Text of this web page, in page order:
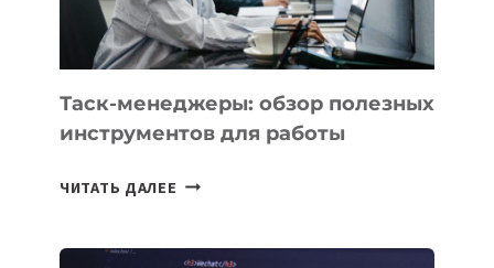
МОЖНО
ПОРУЧИТЬ
УЖЕ
СЕГОДНЯ
Таск-менеджеры: обзор полезных
инструментов для работы
ЧИТАТЬ ДАЛЕЕ ТАСК-
ПОЛЕЗНЫХ